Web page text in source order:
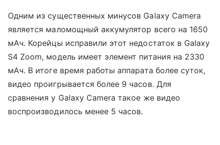
Одним из существенных минусов Galaxy Camera
является маломощный аккумулятор всего на 1650
мАч. Корейцы исправили этот недостаток в Galaxy
S4 Zoom, модель имеет элемент питания на 2330
мАч. В итоге время работы аппарата более суток,
видео проигрывается более 9 часов. Для
сравнения у Galaxy Camera такое же видео
воспроизводилось менее 5 часов.